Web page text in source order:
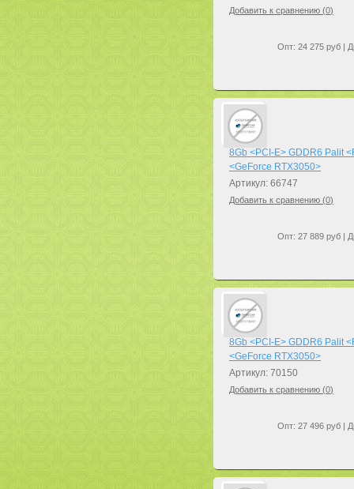
Добавить к сравнению (0)
Опт: 24 275 руб |
8Gb <PCI-E> GDDR6 Palit
<GeForce RTX3050>
Артикул: 66747
Добавить к сравнению (0)
Опт: 27 889 руб |
8Gb <PCI-E> GDDR6 Palit
<GeForce RTX3050>
Артикул: 70150
Добавить к сравнению (0)
Опт: 27 496 руб |